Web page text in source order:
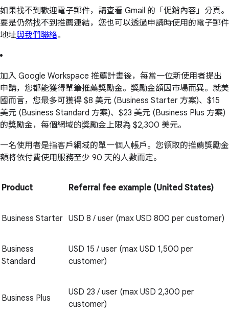
如果找不到歡迎電子郵件，請查看 Gmail 的「促銷內容」分頁。
要是仍然找不到推薦連結，您也可以透過申請時使用的電子郵件
地址與我們聯絡。
加入 Google Workspace 推薦計畫後，每當一位新使用者提出
申請，您都能獲得單筆推薦獎勵金。獎勵金額因市場而異。就美
國而言，您最多可獲得 $8 美元 (Business Starter 方案)、$15
美元 (Business Standard 方案)、$23 美元 (Business Plus 方案)
的獎勵金，每個網域的獎勵金上限為 $2,300 美元。
一名使用者是指客戶網域的單一個人帳戶。您領取的推薦獎勵金
額將依付費使用服務至少 90 天的人數而定。
Product Referral fee example (United States)
Business Starter USD 8 / user (max USD 800 per customer)
Business
Standard
USD 15 / user (max USD 1,500 per
customer)
Business Plus
USD 23 / user (max USD 2,300 per
customer)